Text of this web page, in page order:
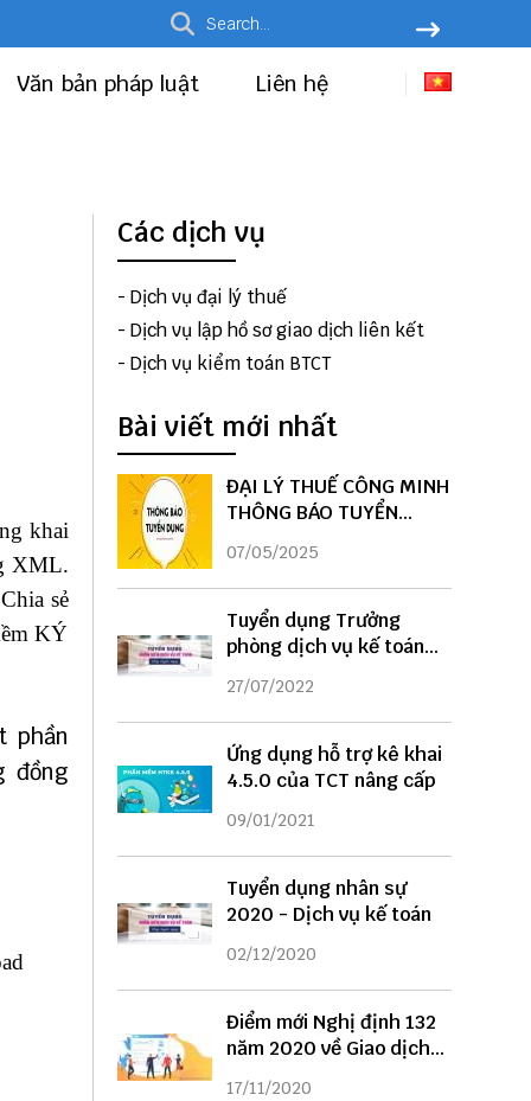
Văn bản pháp luật Liên hệ
khai
XML.
sẻ
KÝ
phần
đồng
Các dịch vụ
- Dịch vụ đại lý thuế
- Dịch vụ lập hồ sơ giao dịch liên kết
- Dịch vụ kiểm toán BTCT
Bài viết mới nhất
ĐẠI LÝ THUẾ CÔNG MINH
THÔNG BÁO TUYỂN
DỤNG
07/05/2025
Tuyển dụng Trưởng
phòng dịch vụ kế toán
năm 2022
27/07/2022
Ứng dụng hỗ trợ kê khai
4.5.0 của TCT nâng cấp
09/01/2021
Tuyển dụng nhân sự
2020 - Dịch vụ kế toán
02/12/2020
Điểm mới Nghị định 132
năm 2020 về Giao dịch
liên kết
17/11/2020